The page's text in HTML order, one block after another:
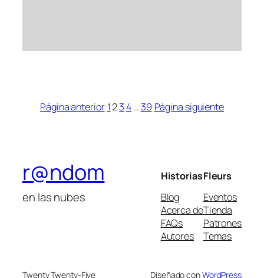
Página anterior 1234… 39 Página siguiente
r@ndom
en las nubes
Historias
Blog
Acerca de
FAQs
Autores
Fleurs
Eventos
Tienda
Patrones
Temas
Twenty Twenty-Five Diseñado conWordPress